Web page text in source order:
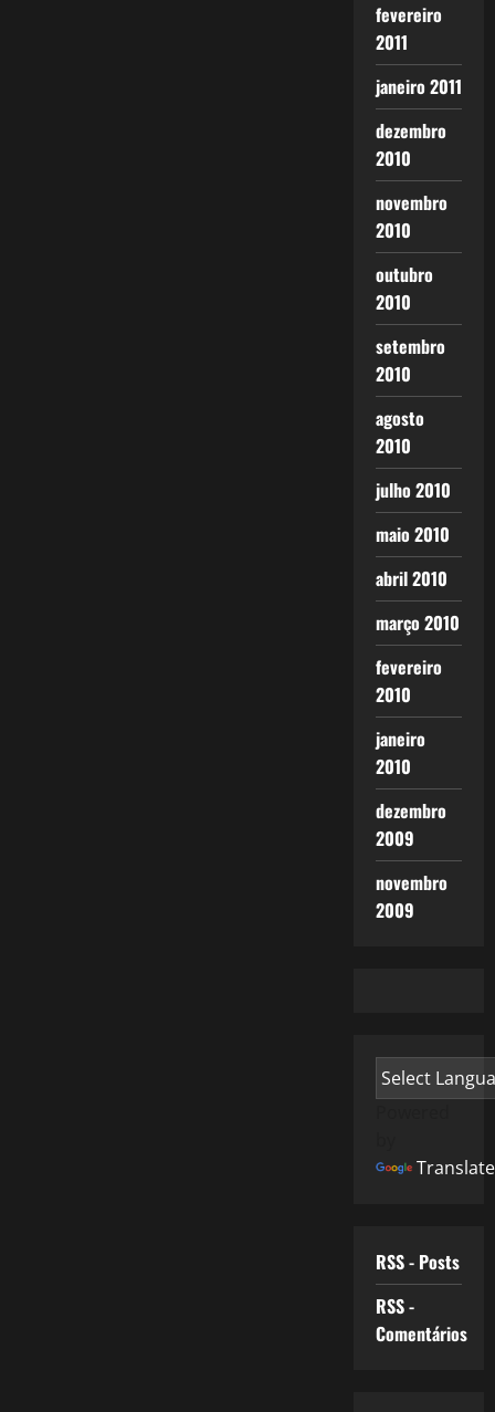
fevereiro
2011
janeiro 2011
dezembro
2010
novembro
2010
outubro
2010
setembro
2010
agosto
2010
julho 2010
maio 2010
abril 2010
março 2010
fevereiro
2010
janeiro
2010
dezembro
2009
novembro
2009
Translate
RSS - Posts
RSS -
Comentários